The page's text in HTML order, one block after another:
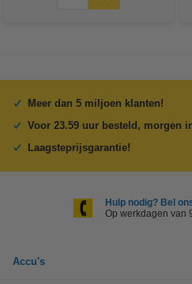
Meer dan 5 miljoen klanten!
Voor 23.59 uur besteld, morgen
Laagsteprijsgarantie!
Hulp nodig? Bel
Op werkdagen van
Accu's